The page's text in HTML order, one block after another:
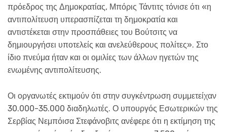
πρόεδρος της Δημοκρατίας, Μπόρις Τάντιτς τόνισε ότι «η
αντιπολίτευση υπερασπίζεται τη δημοκρατία και
αντιστέκεται στην προσπάθειες του Βούτσιτς να
δημιουργήσει υποτελείς και ανελεύθερους πολίτες». Στο
ίδιο πνεύμα ήταν και οι ομιλίες των άλλων ηγετών της
ενωμένης αντιπολίτευσης.
Οι οργανωτές εκτιμούν ότι στην συγκέντρωση συμμετείχαν
30.000-35.000 διαδηλωτές. Ο υπουργός Εσωτερικών της
Σερβίας Νεμπόισα Στεφάνοβιτς ανέφερε ότι η εκτίμηση της